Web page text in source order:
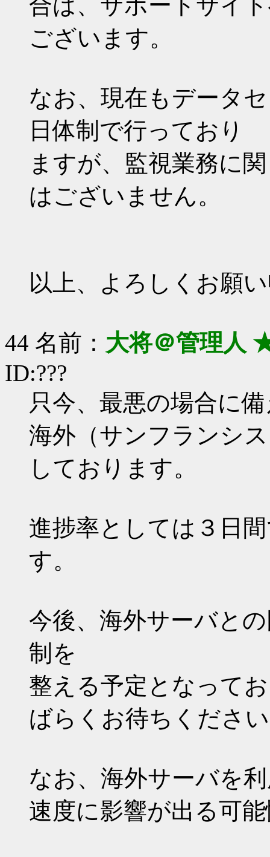
ございます。
なお、現在もデータ
日体制で行っており
ますが、監視業務に
はございません。
以上、よろしくお願
44 名前： 大将＠管理人
ID:???
只今、最悪の場合に
海外（サンフランシ
しております。
進捗率としては３日
す。
今後、海外サーバと
制を
整える予定となって
ばらくお待ちくださ
なお、海外サーバを
速度に影響が出る可